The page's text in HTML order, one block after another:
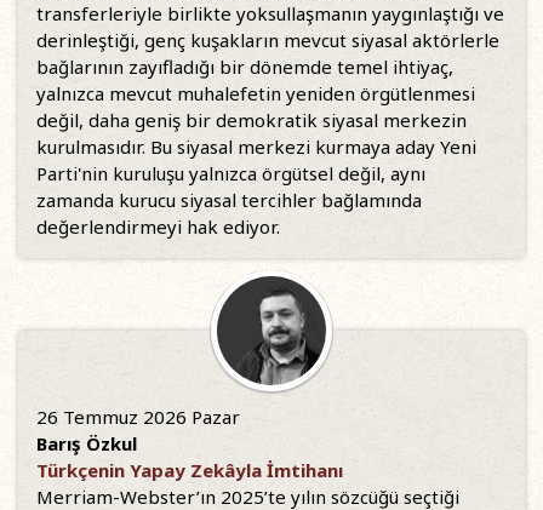
transferleriyle birlikte yoksullaşmanın yaygınlaştığı ve
derinleştiği, genç kuşakların mevcut siyasal aktörlerle
bağlarının zayıfladığı bir dönemde temel ihtiyaç,
yalnızca mevcut muhalefetin yeniden örgütlenmesi
değil, daha geniş bir demokratik siyasal merkezin
kurulmasıdır. Bu siyasal merkezi kurmaya aday Yeni
Parti'nin kuruluşu yalnızca örgütsel değil, aynı
zamanda kurucu siyasal tercihler bağlamında
değerlendirmeyi hak ediyor.
26 Temmuz 2026 Pazar
Barış Özkul
Türkçenin Yapay Zekâyla İmtihanı
Merriam-Webster’ın 2025’te yılın sözcüğü seçtiği